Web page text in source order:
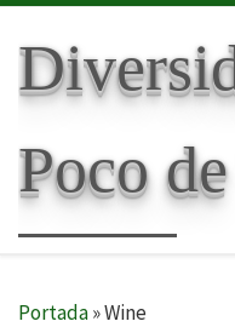
Poco
Portada»Wine